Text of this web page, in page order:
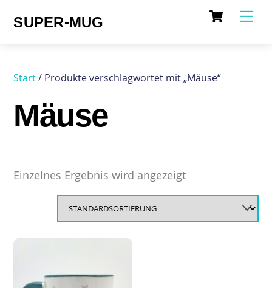
Cart
SUPER-MUG
Start/ Produkte verschlagwortet mit „Mäuse“
Mäuse
Einzelnes Ergebnis wird angezeigt